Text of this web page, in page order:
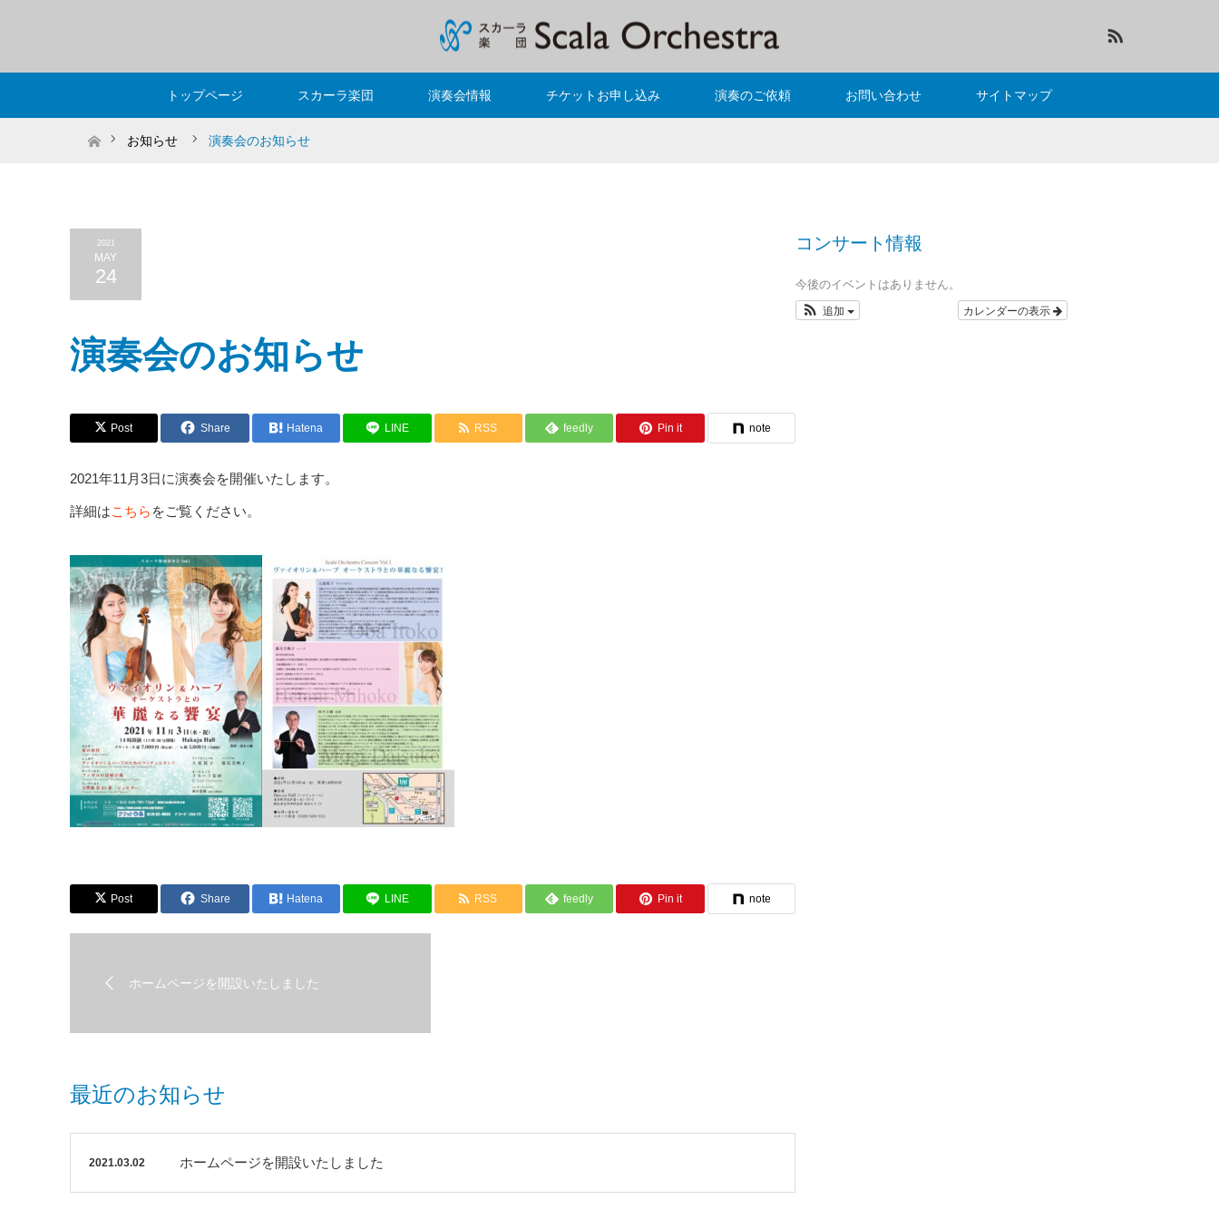
トップページ スカーラ楽団 演奏会情報 チケットお申し込み 演奏のご依頼 お問い合わせ サイトマップ
ホームお知らせ 演奏会のお知らせ
2021
MAY
24
演奏会のお知らせ
Post Share Hatena LINE RSS feedly Pin it note
2021年11月3日に演奏会を開催いたします。
詳細はこちら をご覧ください。
Post Share Hatena LINE RSS feedly Pin it note
ホームページを開設いたしました
最近のお知らせ
2021.03.02 ホームページを開設いたしました
コンサート情報
今後のイベントはありません。
カレンダーの表示
追加